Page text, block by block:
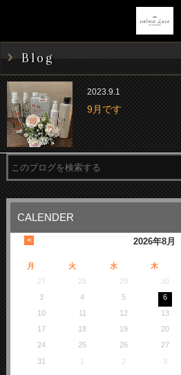
Blog
2023.9.1
9月です
CALENDER
2026年8月
<
月 火 水 木
27
28 29 30
3
4 5 6
10
11 12 13
17
18 19 20
24
25 26 27
31
1 2 3